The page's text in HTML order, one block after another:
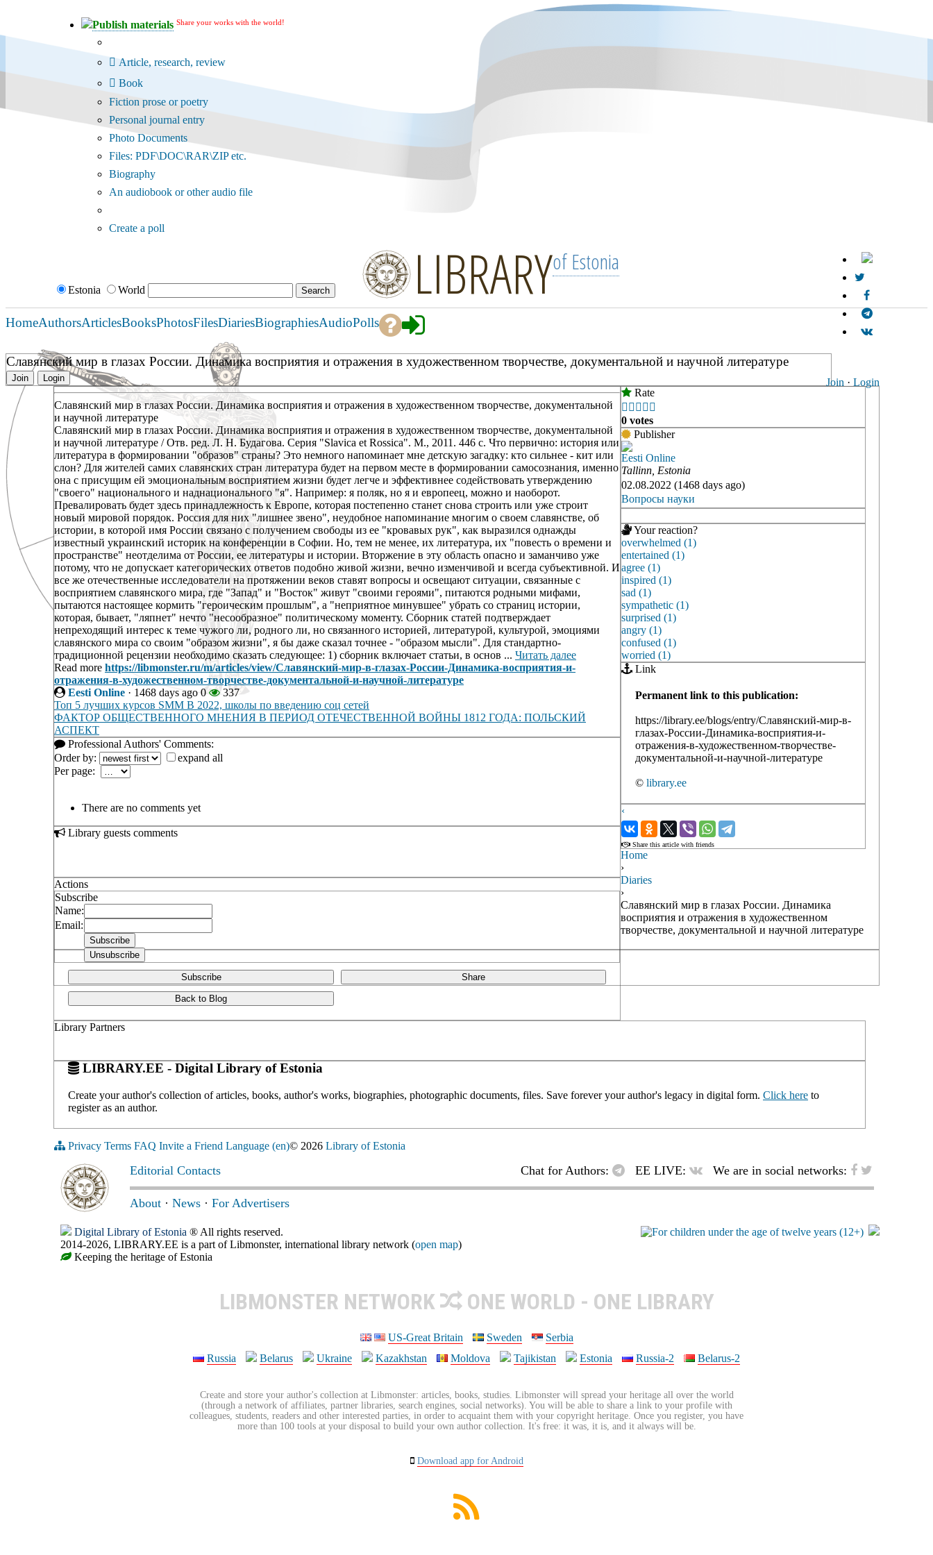
Publish materials Share your works with the world!
Article, research, review
Book
Fiction prose or poetry
Personal journal entry
Photo Documents
Files: PDF\DOC\RAR\ZIP etc.
Biography
An audiobook or other audio file
Create a poll
Estonia World LIBRARYof Estonia
Join · Login
HomeAuthorsArticlesBooksPhotosFilesDiariesBiographiesAudioPolls
Славянский мир в глазах России. Динамика восприятия и отражения в художественном творчестве, документальной и научной литературе
Join Login
Славянский мир в глазах России. Динамика восприятия и отражения в художественном творчестве, документальной
и научной литературе
Славянский мир в глазах России. Динамика восприятия и отражения в художественном творчестве, документальной
и научной литературе / Отв. ред. Л. Н. Будагова. Серия "Slavica et Rossica". М., 2011. 446 с. Что первично: история или
литература в формировании "образов" страны? Это немного напоминает мне детскую загадку: кто сильнее - кит или
слон? Для жителей самих славянских стран литература будет на первом месте в формировании самосознания, именно
она с присущим ей эмоциональным восприятием жизни будет легче и эффективнее содействовать утверждению
"своего" национального и наднационального "я". Например: я поляк, но я и европеец, можно и наоборот.
Превалировать будет здесь принадлежность к Европе, которая постепенно станет снова строить или уже строит
новый мировой порядок. Россия для них "лишнее звено", неудобное напоминание многим о своем славянстве, об
истории, в которой имя России связано с получением свободы из ее "кровавых рук", как выразился однажды
известный украинский историк на конференции в Софии. Но, тем не менее, их литература, их "повесть о времени и
пространстве" неотделима от России, ее литературы и истории. Вторжение в эту область опасно и заманчиво уже
потому, что не допускает категорических ответов подобно живой жизни, вечно изменчивой и всегда субъективной. И
все же отечественные исследователи на протяжении веков ставят вопросы и освещают ситуации, связанные с
восприятием славянского мира, где "Запад" и "Восток" живут "своими героями", питаются родными мифами,
пытаются настоящее кормить "героическим прошлым", а "неприятное минувшее" убрать со страниц истории,
которая, бывает, "ляпнет" нечто "несообразное" политическому моменту. Сборник статей подтверждает
непреходящий интерес к теме чужого ли, родного ли, но связанного историей, литературой, культурой, эмоциями
славянского мира со своим "образом жизни", я бы даже сказал точнее - "образом мысли". Для стандартно-
традиционной рецензии необходимо сказать следующее: 1) сборник включает статьи, в основ ... Читать далее
Read more https://libmonster.ru/m/articles/view/Славянский-мир-в-глазах-России-Динамика-восприятия-и-
отражения-в-художественном-творчестве-документальной-и-научной-литературе
Eesti Online · 1468 days ago 0
337
Топ 5 лучших курсов SMM В 2022, школы по введению соц сетей
ФАКТОР ОБЩЕСТВЕННОГО МНЕНИЯ В ПЕРИОД ОТЕЧЕСТВЕННОЙ ВОЙНЫ 1812 ГОДА: ПОЛЬСКИЙ
АСПЕКТ
Professional Authors' Comments:
Order by:
expand all
Per page:
There are no comments yet
Library guests comments
Actions
Subscribe
Name:
Email:
Subscribe Share
Back to Blog
Rate
    
0 votes
Publisher
Eesti Online
Tallinn, Estonia
02.08.2022 (1468 days ago)
Вопросы науки
Your reaction?
overwhelmed (1)
entertained (1)
agree (1)
inspired (1)
sad (1)
sympathetic (1)
surprised (1)
angry (1)
confused (1)
worried (1)
Link
Permanent link to this publication:
https://library.ee/blogs/entry/Славянский-мир-в-
глазах-России-Динамика-восприятия-и-
отражения-в-художественном-творчестве-
документальной-и-научной-литературе
© library.ee
‹
›
Share this article with friends
Library Partners
LIBRARY.EE - Digital Library of Estonia
Create your author's collection of articles, books, author's works, biographies, photographic documents, files. Save forever your author's legacy in digital form. Click here to
register as an author.
Home
›
Diaries
›
Славянский мир в глазах России. Динамика
восприятия и отражения в художественном
творчестве, документальной и научной литературе
Privacy Terms FAQ Invite a Friend Language (en)© 2026 Library of Estonia
Editorial Contacts Chat for Authors: EE LIVE: We are in social networks:
About · News · For Advertisers
Digital Library of Estonia ® All rights reserved.
2014-2026, LIBRARY.EE is a part of Libmonster, international library network (open map)
Keeping the heritage of Estonia
LIBMONSTER NETWORK ONE WORLD - ONE LIBRARY
US-Great Britain Sweden
Serbia
Russia
Belarus Ukraine Kazakhstan Moldova Tajikistan Estonia Russia-2 Belarus-2
Create and store your author's collection at Libmonster: articles, books, studies. Libmonster will spread your heritage all over the world
(through a network of affiliates, partner libraries, search engines, social networks). You will be able to share a link to your profile with
colleagues, students, readers and other interested parties, in order to acquaint them with your copyright heritage. Once you register, you have
more than 100 tools at your disposal to build your own author collection. It's free: it was, it is, and it always will be.
Download app for Android